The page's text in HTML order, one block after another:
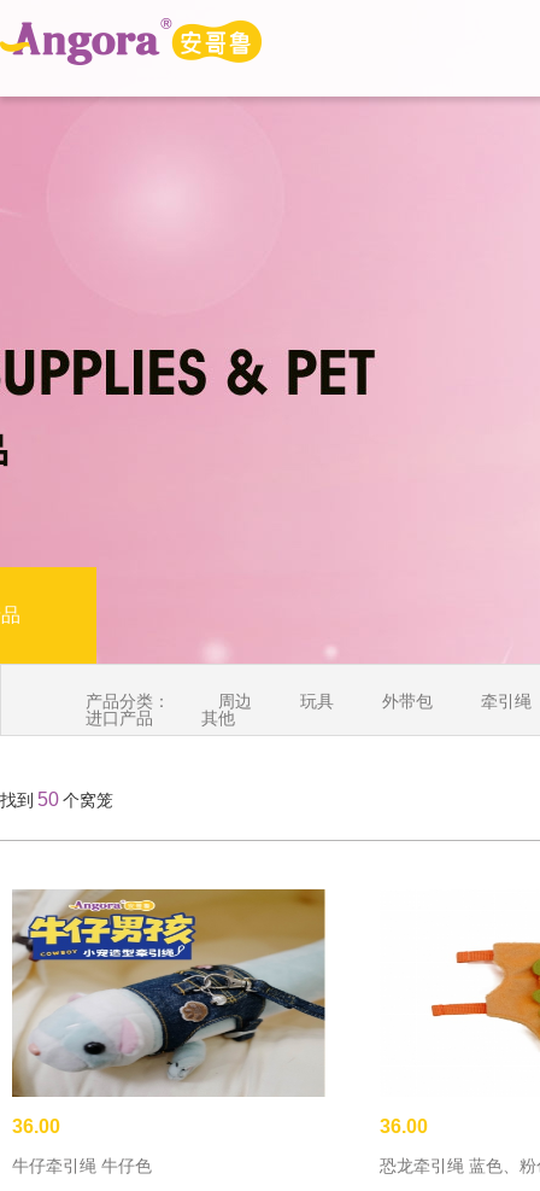
产品分类： 周边 玩具 外带包
牵引绳
进口产品
其他
找到 50个窝笼
36.00
牛仔牵引绳 牛仔色
36.00
恐龙牵引绳 蓝色、